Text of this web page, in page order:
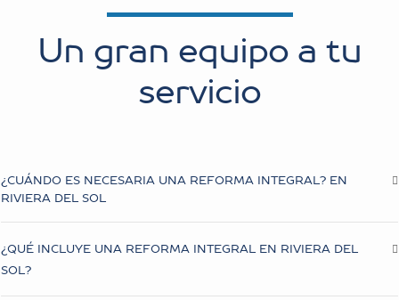
Un gran equipo a tu
servicio
¿CUÁNDO ES NECESARIA UNA REFORMA INTEGRAL? EN
RIVIERA DEL SOL
¿QUÉ INCLUYE UNA REFORMA INTEGRAL EN RIVIERA DEL
SOL?